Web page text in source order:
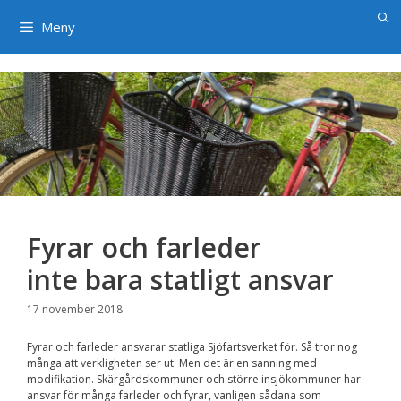
Meny
Fyrar och farleder
inte bara statligt ansvar
17 november 2018
Fyrar och farleder ansvarar statliga Sjöfartsverket för. Så tror nog
många att verkligheten ser ut. Men det är en sanning med
modifikation. Skärgårdskommuner och större insjökommuner har
ansvar för många farleder och fyrar, vanligen sådana som
×